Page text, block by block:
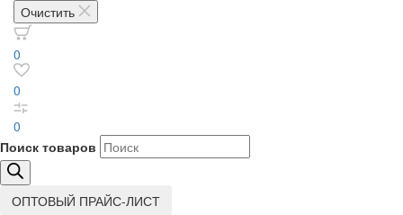
Очистить
0
0
0
Поиск товаров
ОПТОВЫЙ ПРАЙС-ЛИСТ